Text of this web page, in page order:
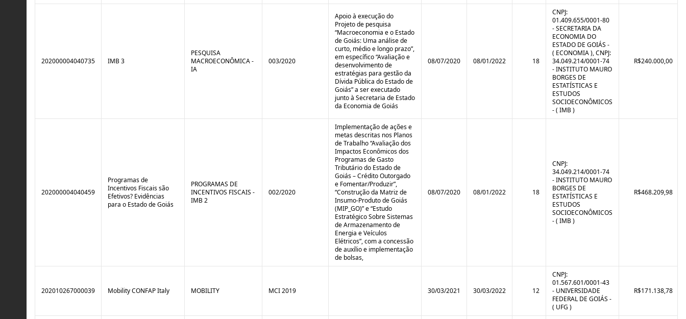
202000004040735 IMB 3
PESQUISA
MACROECONÔMICA -
IA
003/2020
Apoio à execução do
Projeto de pesquisa
“Macroeconomia e o Estado
de Goiás: Uma análise de
curto, médio e longo prazo”,
em específico “Avaliação e
desenvolvimento de
estratégias para gestão da
Dívida Pública do Estado de
Goiás” a ser executado
junto à Secretaria de Estado
da Economia de Goiás
08/07/2020 08/01/2022 18
CNPJ:
01.409.655/0001-80
- SECRETARIA DA
ECONOMIA DO
ESTADO DE GOIÁS -
( ECONOMIA ), CNPJ:
34.049.214/0001-74
- INSTITUTO MAURO
BORGES DE
ESTATÍSTICAS E
ESTUDOS
SOCIOECONÔMICOS
- ( IMB )
R$240.000,00
202000004040459
Programas de
Incentivos Fiscais são
Efetivos? Evidências
para o Estado de Goiás
PROGRAMAS DE
INCENTIVOS FISCAIS -
IMB 2
002/2020
Implementação de ações e
metas descritas nos Planos
de Trabalho “Avaliação dos
Impactos Econômicos dos
Programas de Gasto
Tributário do Estado de
Goiás – Crédito Outorgado
e Fomentar/Produzir”,
“Construção da Matriz de
Insumo-Produto de Goiás
(MIP_GO)” e “Estudo
Estratégico Sobre Sistemas
de Armazenamento de
Energia e Veículos
Elétricos”, com a concessão
de auxílio e implementação
de bolsas,
08/07/2020 08/01/2022 18
CNPJ:
34.049.214/0001-74
- INSTITUTO MAURO
BORGES DE
ESTATÍSTICAS E
ESTUDOS
SOCIOECONÔMICOS
- ( IMB )
R$468.209,98
202010267000039 Mobility CONFAP Italy MOBILITY MCI 2019 30/03/2021 30/03/2022 12
CNPJ:
01.567.601/0001-43
- UNIVERSIDADE
FEDERAL DE GOIÁS -
( UFG )
R$171.138,78